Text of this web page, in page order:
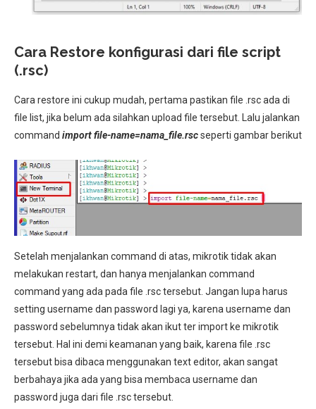
Cara Restore konfigurasi dari file script
(.rsc)
Cara restore ini cukup mudah, pertama pastikan file .rsc ada di
file list, jika belum ada silahkan upload file tersebut. Lalu jalankan
command import file-name=nama_file.rscseperti gambar berikut
Setelah menjalankan command di atas, mikrotik tidak akan
melakukan restart, dan hanya menjalankan command
command yang ada pada file .rsc tersebut. Jangan lupa harus
setting username dan password lagi ya, karena username dan
password sebelumnya tidak akan ikut ter import ke mikrotik
tersebut. Hal ini demi keamanan yang baik, karena file .rsc
tersebut bisa dibaca menggunakan text editor, akan sangat
berbahaya jika ada yang bisa membaca username dan
password juga dari file .rsc tersebut.